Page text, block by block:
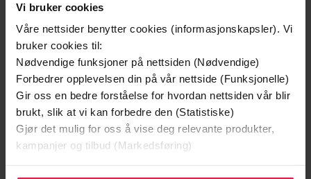
Vi bruker cookies
Våre nettsider benytter cookies (informasjonskapsler). Vi
bruker cookies til:
Nødvendige funksjoner på nettsiden (Nødvendige)
Forbedrer opplevelsen din på vår nettside (Funksjonelle)
Gir oss en bedre forståelse for hvordan nettsiden vår blir
brukt, slik at vi kan forbedre den (Statistiske)
Gjør det mulig for oss å vise deg relevante produkter,
kampanjer og tilbud (Markedsføring)